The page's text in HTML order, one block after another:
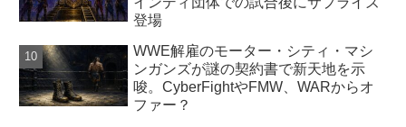
登場
WWE解雇のモーター・シティ・マシ
ンガンズが謎の契約書で新天地を示
唆。CyberFightやFMW、WARからオ
ファー？